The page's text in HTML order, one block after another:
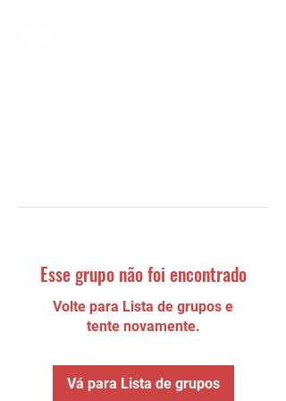
Esse grupo não foi encontrado
Volte para Lista de grupos e
tente novamente.
Vá para Lista de grupos